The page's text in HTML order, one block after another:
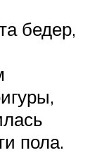
бедер,
пола.